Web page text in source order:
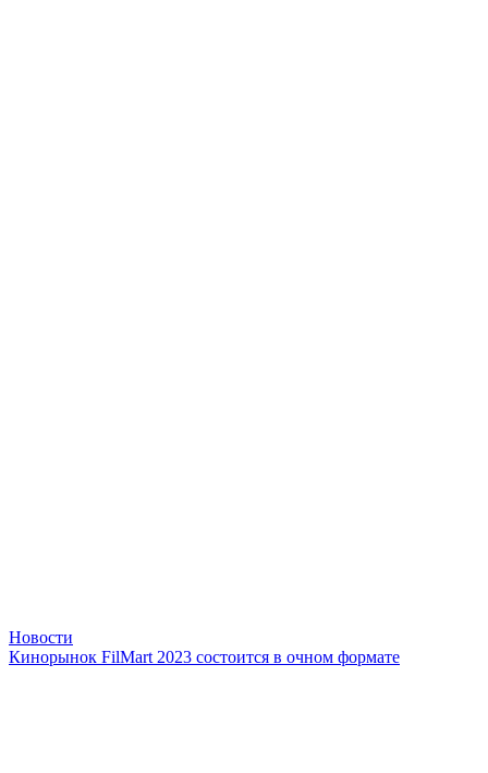
Новости
Кинорынок FilMart 2023 состоится в очном формате